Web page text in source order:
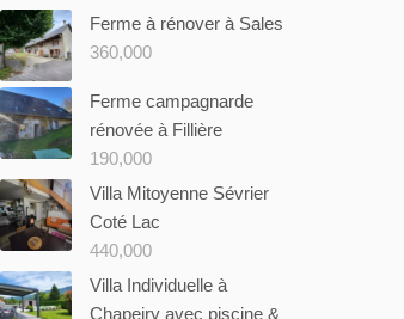
Ferme à rénover à Sales
360,000
Ferme campagnarde
rénovée à Fillière
190,000
Villa Mitoyenne Sévrier
Coté Lac
440,000
Villa Individuelle à
Chapeiry avec piscine &